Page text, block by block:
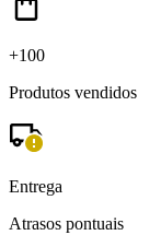
+100
Produtos vendidos
Entrega
Atrasos pontuais